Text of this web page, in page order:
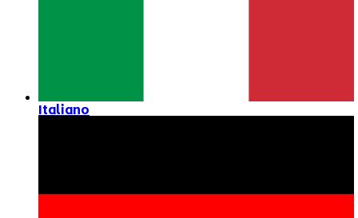
Italiano